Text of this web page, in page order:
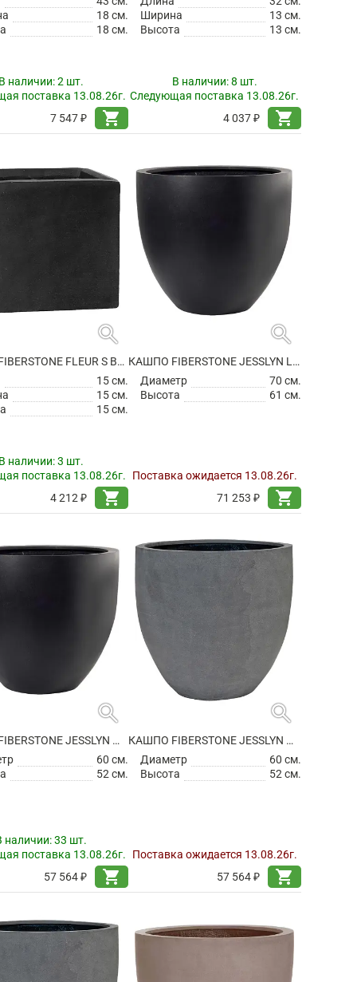
18 см.
18 см.
наличии:2 шт.
поставка 13.08.26г.
7 547 ₽
shopping_cart
Ширина
13 см.
Высота
13 см.
В наличии:8 шт.
Следующая поставка 13.08.26г.
4 037 ₽
shopping_cart
search
КАШПО FIBERSTONE FLEUR S BLACK
15 см.
15 см.
15 см.
наличии:3 шт.
поставка 13.08.26г.
4 212 ₽
shopping_cart
search
КАШПО FIBERSTONE JESSLYN L BLACK
Диаметр
70 см.
Высота
61 см.
Поставка ожидается 13.08.26г.
71 253 ₽
shopping_cart
search
КАШПО FIBERSTONE JESSLYN M BLACK
60 см.
52 см.
наличии:33 шт.
поставка 13.08.26г.
57 564 ₽
shopping_cart
search
КАШПО FIBERSTONE JESSLYN M GREY
Диаметр
60 см.
Высота
52 см.
Поставка ожидается 13.08.26г.
57 564 ₽
shopping_cart